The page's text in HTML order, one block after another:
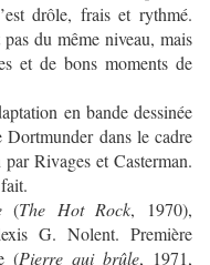
drôle, frais et rythmé.
du même niveau, mais
et de bons moments de
en bande dessinée
Dortmunder dans le cadre
Rivages et Casterman.
(The Hot Rock, 1970),
G. Nolent. Première
(Pierre qui brûle, 1971,